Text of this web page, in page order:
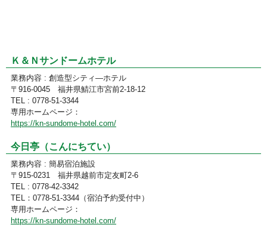
Ｋ＆Ｎサンドームホテル
業務内容 : 創造型シティ―ホテル
〒916-0045 福井県鯖江市宮前2-18-12
TEL : 0778-51-3344
専用ホームページ：
https://kn-sundome-hotel.com/
今日亭（こんにちてい）
業務内容 : 簡易宿泊施設
〒915-0231 福井県越前市定友町2-6
TEL : 0778-42-3342
TEL：0778-51-3344（宿泊予約受付中）
専用ホームページ：
https://kn-sundome-hotel.com/